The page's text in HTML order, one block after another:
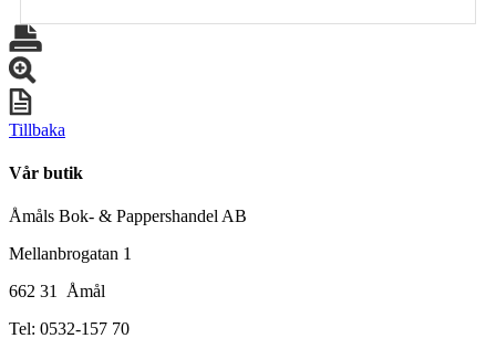
Tillbaka
Vår butik
Åmåls Bok- & Pappershandel AB
Mellanbrogatan 1
662 31 Åmål
Tel: 0532-157 70